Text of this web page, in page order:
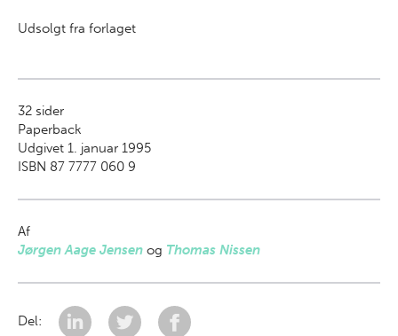
Udsolgt fra forlaget
32 sider
Paperback
Udgivet 1. januar 1995
ISBN 87 7777 060 9
Af
Jørgen Aage Jensen og Thomas Nissen
Del: